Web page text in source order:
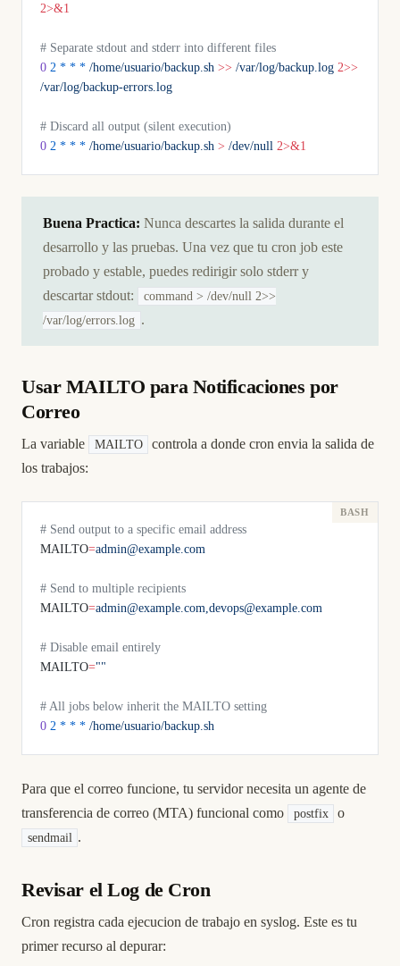
2>&1
# Separate stdout and stderr into different files
0 2 * * * /home/usuario/backup.sh >> /var/log/backup.log 2>>
/var/log/backup-errors.log
# Discard all output (silent execution)
0 2 * * * /home/usuario/backup.sh > /dev/null 2>&1
Buena Practica: Nunca descartes la salida durante el
desarrollo y las pruebas. Una vez que tu cron job este
probado y estable, puedes redirigir solo stderr y
descartar stdout:
command > /dev/null 2>>
/var/log/errors.log .
Usar MAILTO para Notificaciones por
Correo
La variable MAILTO
controla a donde cron envia la salida de
los trabajos:
# Send output to a specific email address
MAILTO=admin@example.com
# Send to multiple recipients
MAILTO=admin@example.com,devops@example.com
# Disable email entirely
MAILTO=""
# All jobs below inherit the MAILTO setting
0 2 * * * /home/usuario/backup.sh
Para que el correo funcione, tu servidor necesita un agente de
transferencia de correo (MTA) funcional como
postfix o
sendmail .
Revisar el Log de Cron
Cron registra cada ejecucion de trabajo en syslog. Este es tu
primer recurso al depurar: